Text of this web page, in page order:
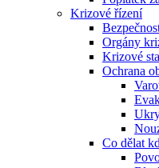
Krizové řízení
Orgány
Krizové
Ochrana
Co dělat